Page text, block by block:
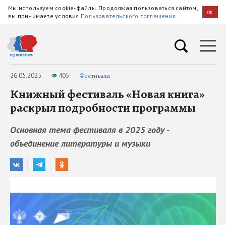
Мы используем cookie-файлы. Продолжая пользоваться сайтом,
вы принимаете условия Пользовательского соглашения OK
26.05.2025 405 Фестивали
Книжный фестиваль «Новая книга»
раскрыл подробности программы
Основная тема фестиваля в 2025 году -
объединение литературы и музыки